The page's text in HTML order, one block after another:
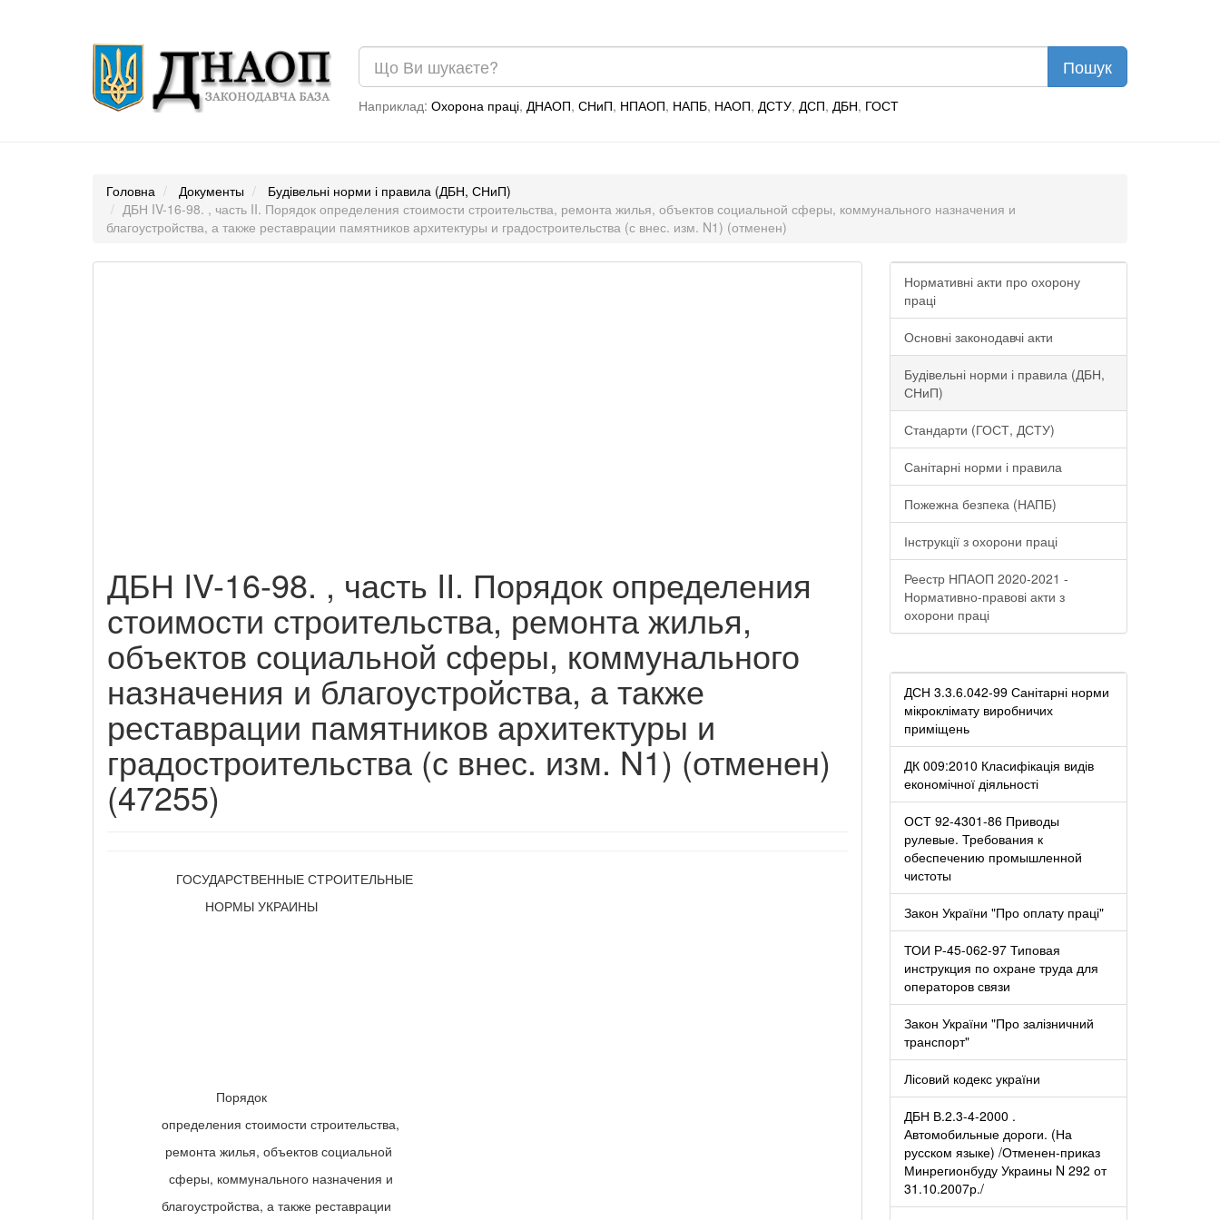
Наприклад: Охорона праці, ДНАОП, СНиП, НПАОП, НАПБ, НАОП, ДСТУ, ДСП, ДБН, ГОСТ
Головна Документы
Будівельні норми і правила (ДБН, СНиП)
ДБН IV-16-98. , часть II. Порядок определения стоимости строительства, ремонта жилья, объектов социальной сферы, коммунального назначения и
благоустройства, а также реставрации памятников архитектуры и градостроительства (с внес. изм. N1) (отменен)
ДБН IV-16-98. , часть II. Порядок определения
стоимости строительства, ремонта жилья,
объектов социальной сферы, коммунального
назначения и благоустройства, а также
реставрации памятников архитектуры и
градостроительства (с внес. изм. N1) (отменен)
(47255)
ГОСУДАРСТВЕННЫЕ СТРОИТЕЛЬНЫЕ
НОРМЫ УКРАИНЫ
Порядок
определения стоимости строительства,
ремонта жилья, объектов социальной
сферы, коммунального назначения и
благоустройства, а также реставрации
Нормативні акти про охорону
праці
Основні законодавчі акти
Будівельні норми і правила (ДБН,
СНиП)
Стандарти (ГОСТ, ДСТУ)
Санітарні норми і правила
Пожежна безпека (НАПБ)
Інструкції з охорони праці
Реестр НПАОП 2020-2021 -
Нормативно-правові акти з
охорони праці
ДСН 3.3.6.042-99 Санітарні норми
мікроклімату виробничих
приміщень
ДК 009:2010 Класифікація видів
економічної діяльності
ОСТ 92-4301-86 Приводы
рулевые. Требования к
обеспечению промышленной
чистоты
Закон України "Про оплату праці"
ТОИ Р-45-062-97 Типовая
инструкция по охране труда для
операторов связи
Закон України "Про залізничний
транспорт"
Лісовий кодекс україни
ДБН В.2.3-4-2000 .
Автомобильные дороги. (На
русском языке) /Отменен-приказ
Минрегионбуду Украины N 292 от
31.10.2007р./